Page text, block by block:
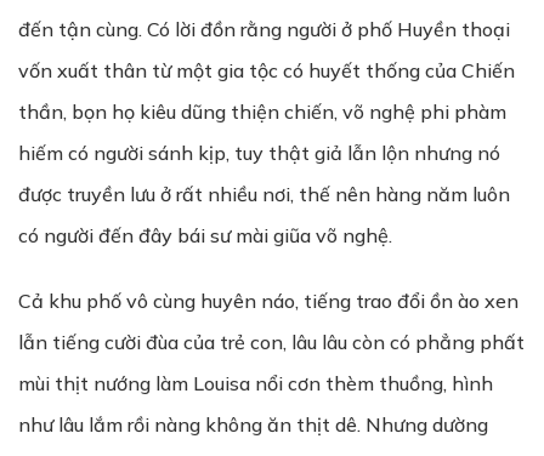
đến tận cùng. Có lời đồn rằng người ở phố Huyền thoại
vốn xuất thân từ một gia tộc có huyết thống của Chiến
thần, bọn họ kiêu dũng thiện chiến, võ nghệ phi phàm
hiếm có người sánh kịp, tuy thật giả lẫn lộn nhưng nó
được truyền lưu ở rất nhiều nơi, thế nên hàng năm luôn
có người đến đây bái sư mài giũa võ nghệ.
Cả khu phố vô cùng huyên náo, tiếng trao đổi ồn ào xen
lẫn tiếng cười đùa của trẻ con, lâu lâu còn có phẳng phất
mùi thịt nướng làm Louisa nổi cơn thèm thuồng, hình
như lâu lắm rồi nàng không ăn thịt dê. Nhưng dường